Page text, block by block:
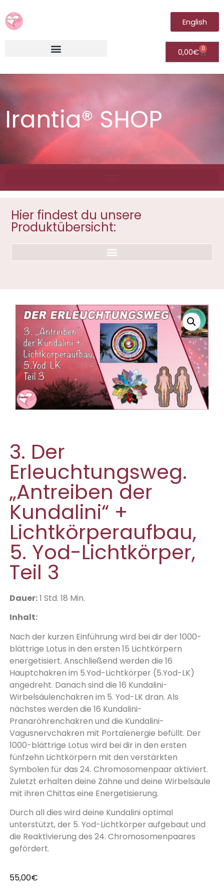
English
0,00€ 0
Irantia® SHOP
Hier findest du unsere
Produktübersicht:
3. Der
Erleuchtungsweg.
„Antreiben der
Kundalini“ +
Lichtkörperaufbau,
5. Yod-Lichtkörper,
Teil 3
Dauer:1 Std. 18 Min.
Inhalt:
Nach der kurzen Einführung wird bei dir der 1000-
blättrige Lotus in den ersten 15 Lichtkörpern
energetisiert. Anschließend werden die 16
Hauptchakren im 5.Yod-Lichtkörper (5.Yod-LK)
angedreht. Danach sind die 16 Kundalini-
Wirbelsäulenchakren im 5. Yod-LK dran. Als
nächstes werden die 16 Kundalini-
Pranaröhrenchakren und die Kundalini-
Vagusnervchakren mit Portalenergie befüllt. Der
1000-blättrige Lotus wird bei dir in den ersten
fünfzehn Lichtkörpern mit den verstärkten
Symbolen für das 24. Chromosomenpaar aktiviert.
Zuletzt erhalten deine Zähne und deine Wirbelsäule
mit ihren Chittas eine Energetisierung.
Durch all dies wird deine Kundalini optimal
unterstützt, der 5. Yod-Lichtkörper aufgebaut und
die Reaktivierung des 24. Chromosomenpaares
gefördert.
55,00€